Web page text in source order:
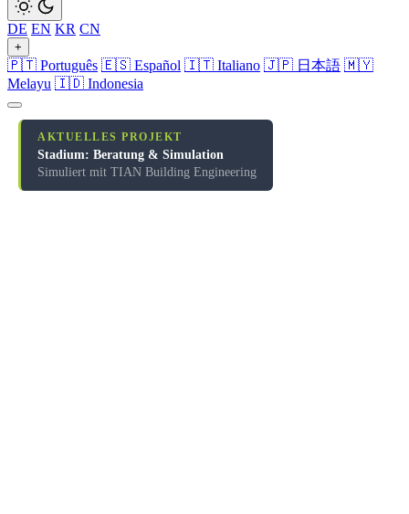
DE EN KR CN
+
🇵🇹 Português 🇪🇸 Español 🇮🇹 Italiano 🇯🇵 日本語 🇲🇾
Melayu 🇮🇩 Indonesia
AKTUELLES PROJEKT
Stadium: Beratung & Simulation
Simuliert mit TIAN Building Engineering